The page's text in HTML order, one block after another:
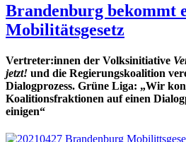
Brandenburg bekommt
Mobilitätsgesetz
Vertreter:innen der Volksinitiative
jetzt! und die Regierungskoalition
Dialogprozess. Grüne Liga: „Wir
Koalitionsfraktionen auf einen
einigen“